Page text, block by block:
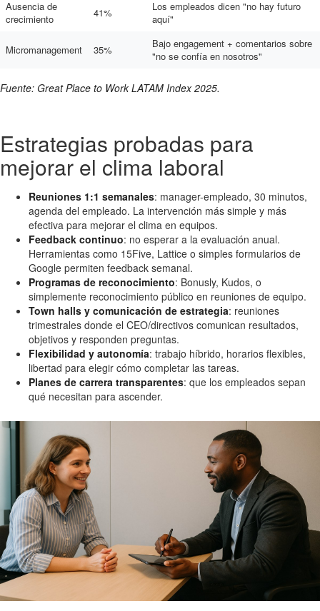
Ausencia de
crecimiento
41%
Los empleados dicen "no hay futuro
aquí"
Micromanagement 35%
Bajo engagement + comentarios sobre
"no se confía en nosotros"
Fuente: Great Place to Work LATAM Index 2025.
Estrategias probadas para
mejorar el clima laboral
Reuniones 1:1 semanales: manager-empleado, 30 minutos,
agenda del empleado. La intervención más simple y más
efectiva para mejorar el clima en equipos.
Feedback continuo: no esperar a la evaluación anual.
Herramientas como 15Five, Lattice o simples formularios de
Google permiten feedback semanal.
Programas de reconocimiento: Bonusly, Kudos, o
simplemente reconocimiento público en reuniones de equipo.
Town halls y comunicación de estrategia: reuniones
trimestrales donde el CEO/directivos comunican resultados,
objetivos y responden preguntas.
Flexibilidad y autonomía: trabajo híbrido, horarios flexibles,
libertad para elegir cómo completar las tareas.
Planes de carrera transparentes: que los empleados sepan
qué necesitan para ascender.